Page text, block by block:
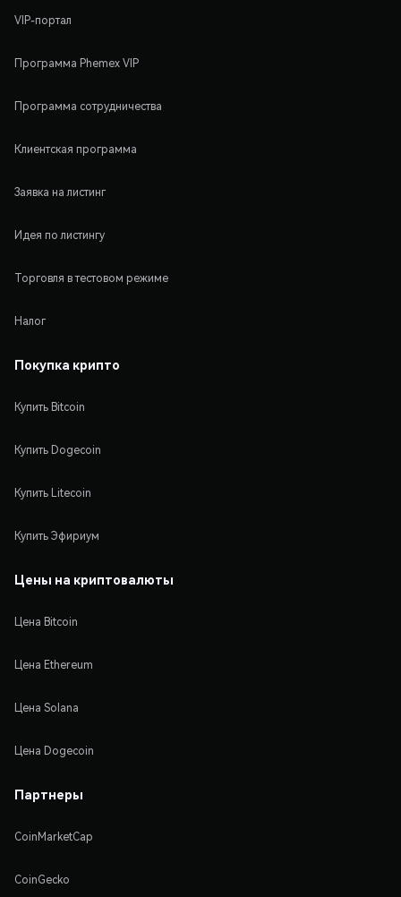
VIP-портал
Программа Phemex VIP
Программа сотрудничества
Клиентская программа
Заявка на листинг
Идея по листингу
Торговля в тестовом режиме
Налог
Покупка крипто
Купить Bitcoin
Купить Dogecoin
Купить Litecoin
Купить Эфириум
Цены на криптовалюты
Цена Bitcoin
Цена Ethereum
Цена Solana
Цена Dogecoin
Партнеры
CoinMarketCap
CoinGecko